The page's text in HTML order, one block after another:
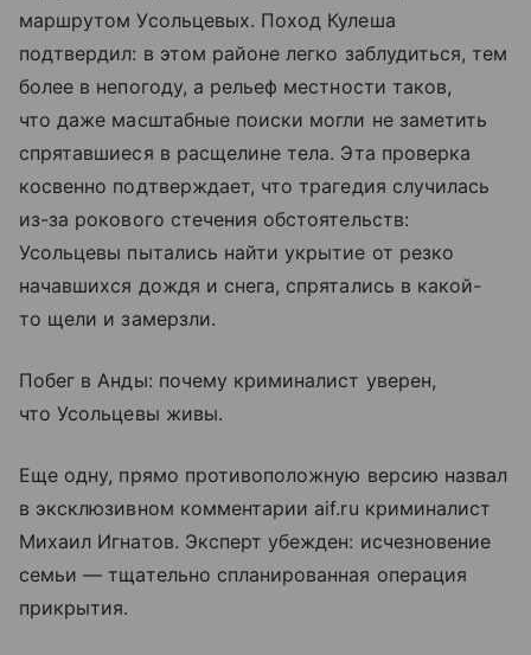
маршрутом Усольцевых. Поход Кулеша
подтвердил: в этом районе легко заблудиться, тем
более в непогоду, а рельеф местности таков,
что даже масштабные поиски могли не заметить
спрятавшиеся в расщелине тела. Эта проверка
косвенно подтверждает, что трагедия случилась
из-за рокового стечения обстоятельств:
Усольцевы пытались найти укрытие от резко
начавшихся дождя и снега, спрятались в какой-
то щели и замерзли.
Побег в Анды: почему криминалист уверен,
что Усольцевы живы.
Еще одну, прямо противоположную версию назвал
в эксклюзивном комментарии aif.ru криминалист
Михаил Игнатов. Эксперт убежден: исчезновение
семьи — тщательно спланированная операция
прикрытия.